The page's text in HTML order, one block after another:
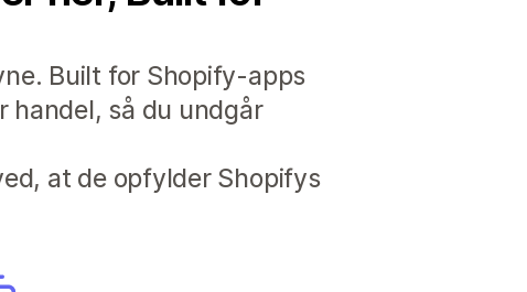
Built for Shopify-apps
handel, så du undgår
at de opfylder Shopifys